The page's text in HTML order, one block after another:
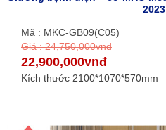
2023
Mã : MKC-GB09(C05)
Giá : 24,750,000vnđ
22,900,000vnđ
Kích thước 2100*1070*570mm